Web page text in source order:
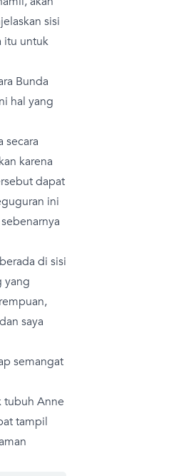
sisi
itu untuk
Bunda
hal yang
secara
karena
dapat
ini
di sisi
yang
saya
semangat
tubuh Anne
tampil